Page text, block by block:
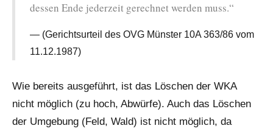
dessen Ende jederzeit gerechnet werden muss.“
(Gerichtsurteil des OVG Münster 10A 363/86 vom
11.12.1987)
Wie bereits ausgeführt, ist das Löschen der WKA
nicht möglich (zu hoch, Abwürfe). Auch das Löschen
der Umgebung (Feld, Wald) ist nicht möglich, da